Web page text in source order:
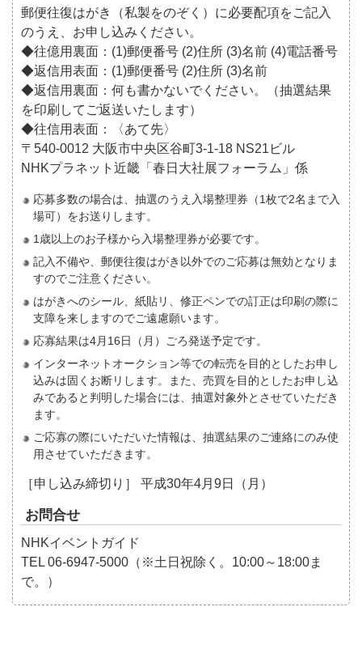
郵便往復はがき（私製をのぞく）に必要配項をご記入
のうえ、お申し込みください。
◆往億用裏面：(1)郵便番号 (2)住所 (3)名前 (4)電話番号
◆返信用表面：(1)郵便番号 (2)住所 (3)名前
◆返信用裏面：何も書かないでください。（抽選結果
を印刷してご返送いたします）
◆往信用表面：〈あて先〉
〒540-0012 大阪市中央区谷町3-1-18 NS21ビル
NHKプラネット近畿「春日大社展フォーラム」係
応募多数の場合は、抽選のうえ入場整理券（1枚で2名まで入
場可）をお送りします。
1歳以上のお子様から入場整理券が必要です。
記入不備や、郵便往復はがき以外でのご応募は無効となりま
すのでご注意ください。
はがきへのシール、紙貼リ、修正ペンでの訂正は印刷の際に
支障を来しますのでご遠慮願います。
応寡結果は4月16日（月）ごろ発送予定です。
インターネットオークション等での転売を目的としたお申し
込みは固くお断リします。また、売買を目的としたお申し込
みであると判明した場合には、抽選対象外とさせていただき
ます。
ご応寡の際にいただいた情報は、抽選結果のご連絡にのみ使
用させていただきます。
［申し込み締切り］ 平成30年4月9日（月）
お問合せ
NHKイベントガイド
TEL 06-6947-5000（※土日祝除く。10:00～18:00ま
で。）